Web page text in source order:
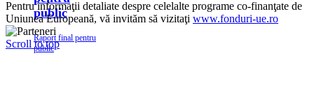
public
Raport final pentru
public
Pentru informaţii detaliate despre celelalte programe co-finanţate de
Uniunea Europeană, vă invităm să vizitaţi www.fonduri-ue.ro
Scroll to top